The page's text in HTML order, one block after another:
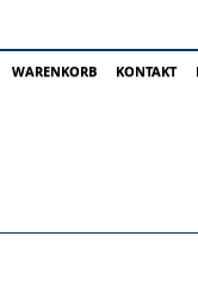
WARENKORB KONTAKT